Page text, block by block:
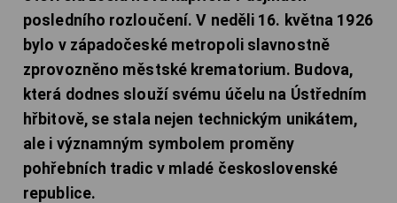
posledního rozloučení. V neděli 16. května 1926
bylo v západočeské metropoli slavnostně
zprovozněno městské krematorium. Budova,
která dodnes slouží svému účelu na Ústředním
hřbitově, se stala nejen technickým unikátem,
ale i významným symbolem proměny
pohřebních tradic v mladé československé
republice.